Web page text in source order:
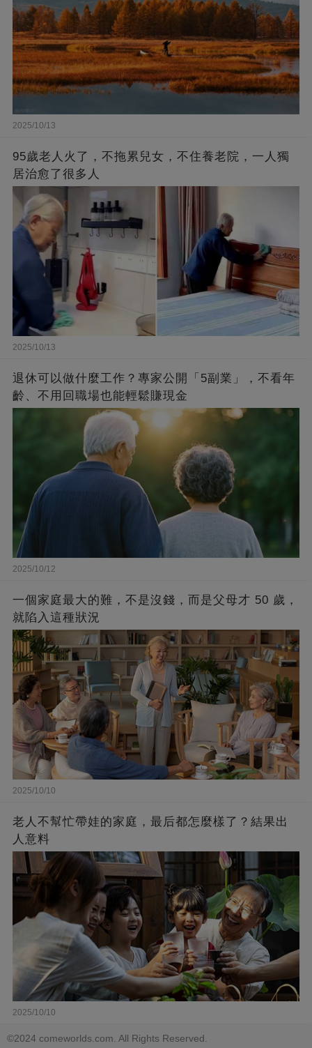
2025/10/13
95歲老人火了，不拖累兒女，不住養老院，一人獨
居治愈了很多人
2025/10/13
退休可以做什麼工作？專家公開「5副業」，不看年
齡、不用回職場也能輕鬆賺現金
2025/10/12
一個家庭最大的難，不是沒錢，而是父母才 50 歲，
就陷入這種狀況
2025/10/10
老人不幫忙帶娃的家庭，最后都怎麼樣了？結果出
人意料
2025/10/10
©2024 comeworlds.com. All Rights Reserved.